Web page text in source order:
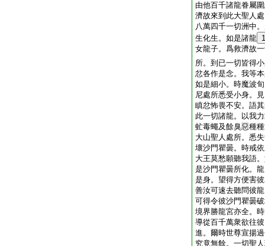
由他百千諸龍眷屬
濟故來到此大聖人
八萬四千一切洲中
生化生。如是諸龍 1
女龍子。爲救濟故
所。到已一切皆得
忿各作是念。我等
如是細小。時魔波
尼處所悉受小身。
瞋忿怖畏不安。語
此一切諸龍。以我
虻毒蠅及餘臭惡種
大山聖人處所。悉
壞沙門瞿曇。時戒
大王莫愁願聽我語
是沙門瞿曇所化。
是身。望得方便害
善汝可速去聽問彼
可得令彼沙門瞿曇
境界勝龍宮亦全。
導從百千萬衆欲往
進。爾時世尊宣揚
究竟無餘。一切聖